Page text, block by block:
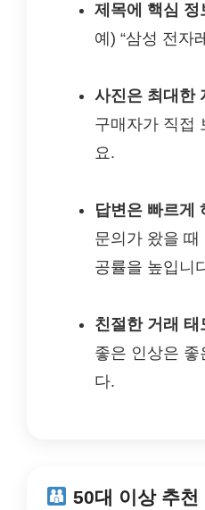
제목에 핵심 정
예) “삼성 전자
사진은 최대한
구매자가 직접
요.
답변은 빠르게
문의가 왔을 때
공률을 높입니
친절한 거래 태
좋은 인상은 좋
다.
50대 이상 추천